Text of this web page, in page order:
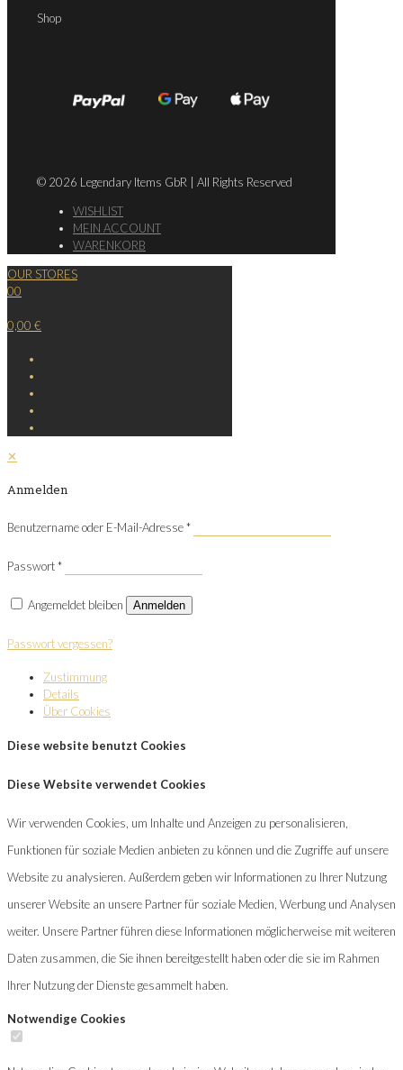
Shop
© 2026 Legendary Items GbR | All Rights Reserved
WISHLIST
MEIN ACCOUNT
WARENKORB
OUR STORES
00
0,00 €
✕
Anmelden
Benutzername oder E-Mail-Adresse*
Passwort*
Angemeldet bleiben Anmelden
Passwort vergessen?
Zustimmung
Details
Über Cookies
Diese website benutzt Cookies
Diese Website verwendet Cookies
Wir verwenden Cookies, um Inhalte und Anzeigen zu personalisieren,
Funktionen für soziale Medien anbieten zu können und die Zugriffe auf unsere
Website zu analysieren. Außerdem geben wir Informationen zu Ihrer Nutzung
unserer Website an unsere Partner für soziale Medien, Werbung und Analysen
weiter. Unsere Partner führen diese Informationen möglicherweise mit weiteren
Daten zusammen, die Sie ihnen bereitgestellt haben oder die sie im Rahmen
Ihrer Nutzung der Dienste gesammelt haben.
Notwendige Cookies